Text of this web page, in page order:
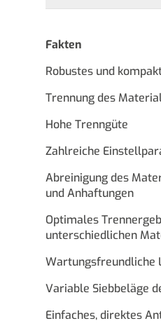
Fakten
Robustes und
Trennung des
Hohe Trenngüte
Zahlreiche
Abreinigung des
und Anhaftungen
Optimales
unterschiedlichen
Wartungsfreundliche
Variable Siebbeläge
Einfaches, direktes